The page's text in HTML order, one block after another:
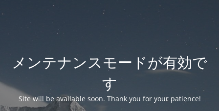
メンテナンスモードが有効で
す
Site will be available soon. Thank you for your patience!